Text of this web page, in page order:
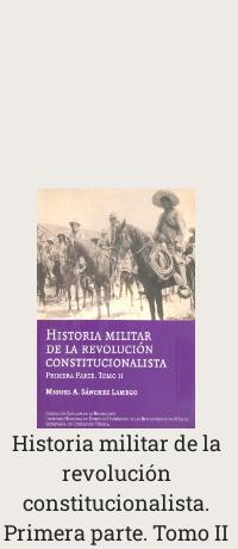
Historia militar de la
revolución
constitucionalista.
Primera parte. Tomo II